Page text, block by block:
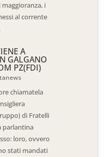
i
al corrente
A
GALGANO
PZ(FDI)
chiamatela
di Fratelli
parlantina
loro, ovvero
stati mandati